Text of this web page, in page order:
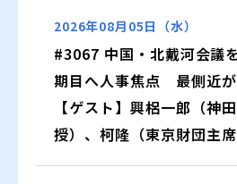
2026年08月05日（水）
#3067 中国・北戴河会議
期目へ人事焦点 最側近
【ゲスト】興梠一郎（神
授）、柯隆（東京財団主席